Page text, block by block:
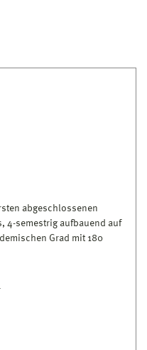
abgeschlossenen
4-semestrig aufbauend auf
Grad mit 180